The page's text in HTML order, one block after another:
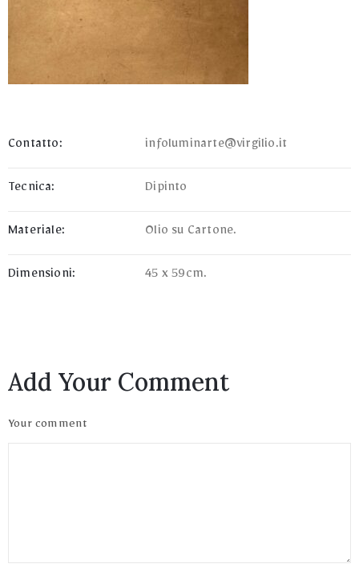
Contatto: infoluminarte@virgilio.it
Tecnica: Dipinto
Materiale: Olio su Cartone.
Dimensioni: 45 x 59cm.
Add Your Comment
Your comment